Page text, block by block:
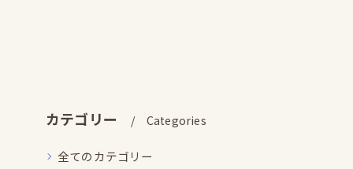
カテゴリー Categories
全てのカテゴリー